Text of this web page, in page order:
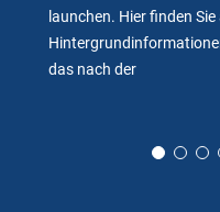
launchen. Hier finden
das nach der